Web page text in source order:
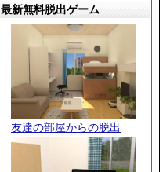
最新無料脱出ゲーム
友達の部屋からの脱出